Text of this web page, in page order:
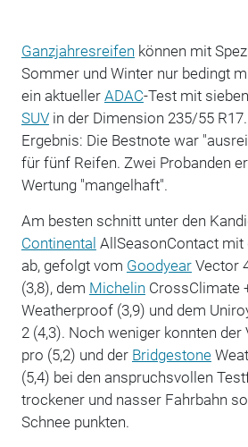
Ganzjahresreifen können mit
Sommer und Winter nur bedingt
ein aktueller ADAC-Test mit
SUVin der Dimension 235/55
Ergebnis: Die Bestnote war
für fünf Reifen. Zwei Probanden
Wertung "mangelhaft".
Am besten schnitt unter den
Continental AllSeasonContact mit
ab, gefolgt vom GoodyearVector
(3,8), dem Michelin CrossClimate
Weatherproof (3,9) und dem
2 (4,3). Noch weniger konnten der
pro (5,2) und der Bridgestone
(5,4) bei den anspruchsvollen
trockener und nasser Fahrbahn
Schnee punkten.